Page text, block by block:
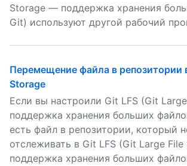
Storage — поддержка хранения
Git) используют другой рабочий
Перемещение файла в репозитории
Storage
Если вы настроили Git LFS (Git
поддержка хранения больших
есть файл в репозитории, который
отслеживать в Git LFS (Git Large
поддержка хранения больших